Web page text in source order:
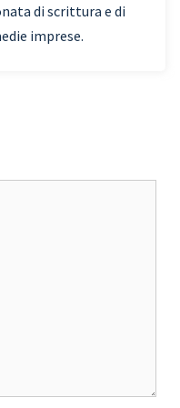
di scrittura e di
imprese.